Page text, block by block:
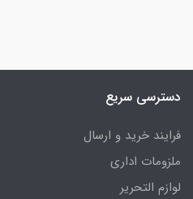
دسترسی سریع
فرایند خرید و ارسال
ملزومات اداری
لوازم التحریر